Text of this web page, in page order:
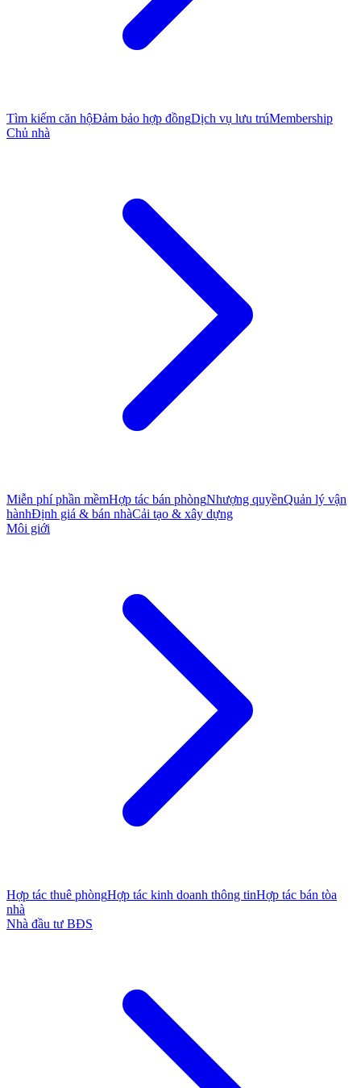
Tìm kiếm căn hộĐảm bảo hợp đồngDịch vụ lưu trúMembership
Chủ nhà
Miễn phí phần mềmHợp tác bán phòngNhượng quyềnQuản lý vận
hànhĐịnh giá & bán nhàCải tạo & xây dựng
Môi giới
Hợp tác thuê phòngHợp tác kinh doanh thông tinHợp tác bán tòa
nhà
Nhà đầu tư BĐS